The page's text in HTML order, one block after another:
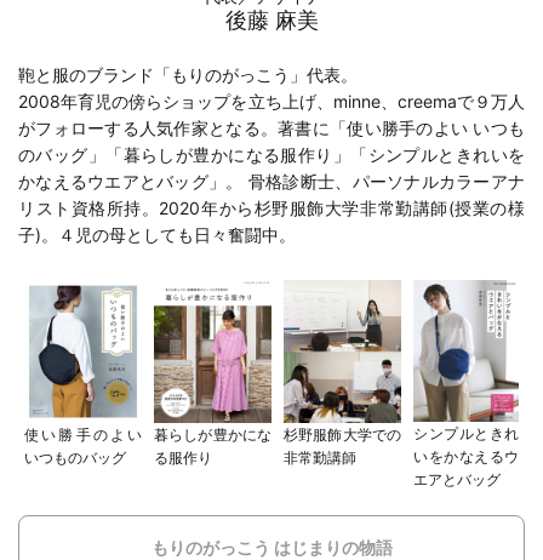
後藤 麻美
鞄と服のブランド「もりのがっこう」代表。
2008年育児の傍らショップを立ち上げ、minne、creemaで９万人
がフォローする人気作家となる。著書に「使い勝手のよい いつも
のバッグ 」「暮らしが豊かになる服作り 」「シンプルときれいを
かなえるウエアとバッグ 」。 骨格診断士、パーソナルカラーアナ
リスト資格所持。2020年から杉野服飾大学非常勤講師(授業の様
子)。４児の母としても日々奮闘中。
使い勝手のよい
いつものバッグ
暮らしが豊かにな
る服作り
杉野服飾大学での
非常勤講師
シンプルときれ
いをかなえるウ
エアとバッグ
もりのがっこう はじまりの物語